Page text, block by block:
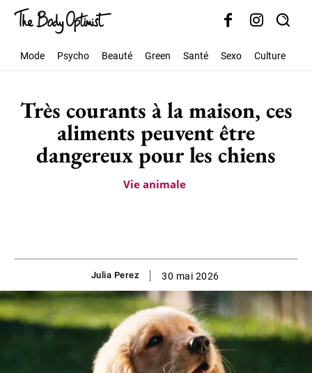
Mode Psycho Beauté Green Santé Sexo Culture
Très courants à la maison, ces
aliments peuvent être
dangereux pour les chiens
Vie animale
Julia Perez 30 mai 2026